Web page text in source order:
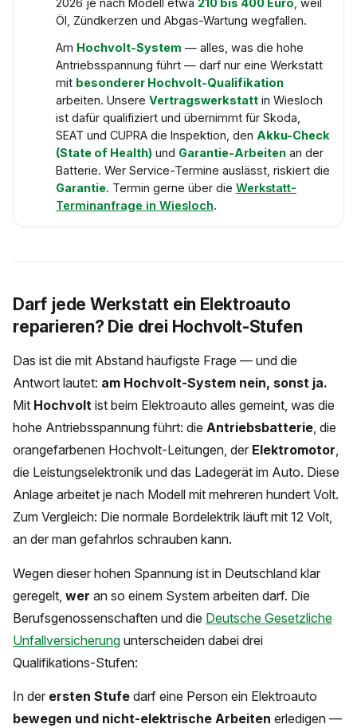
2026 je nach Modell etwa 210 bis 400 Euro , weil
Öl, Zündkerzen und Abgas-Wartung wegfallen.
Am Hochvolt-System — alles, was die hohe
Antriebsspannung führt — darf nur eine Werkstatt
mit besonderer Hochvolt-Qualifikation
arbeiten. Unsere Vertragswerkstatt in Wiesloch
ist dafür qualifiziert und übernimmt für Skoda,
SEAT und CUPRA die Inspektion, den Akku-Check
(State of Health) und Garantie-Arbeiten an der
Batterie. Wer Service-Termine auslässt, riskiert die
Garantie. Termin gerne über die Werkstatt-
Terminanfrage in Wiesloch.
Darf jede Werkstatt ein Elektroauto
reparieren? Die drei Hochvolt-Stufen
Das ist die mit Abstand häufigste Frage — und die
Antwort lautet: am Hochvolt-System nein, sonst ja.
Mit Hochvolt ist beim Elektroauto alles gemeint, was die
hohe Antriebsspannung führt: die Antriebsbatterie, die
orangefarbenen Hochvolt-Leitungen, der Elektromotor,
die Leistungselektronik und das Ladegerät im Auto. Diese
Anlage arbeitet je nach Modell mit mehreren hundert Volt.
Zum Vergleich: Die normale Bordelektrik läuft mit 12 Volt,
an der man gefahrlos schrauben kann.
Wegen dieser hohen Spannung ist in Deutschland klar
geregelt, wer an so einem System arbeiten darf. Die
Berufsgenossenschaften und die Deutsche Gesetzliche
Unfallversicherung unterscheiden dabei drei
Qualifikations-Stufen:
In der ersten Stufe darf eine Person ein Elektroauto
bewegen und nicht-elektrische Arbeiten erledigen —